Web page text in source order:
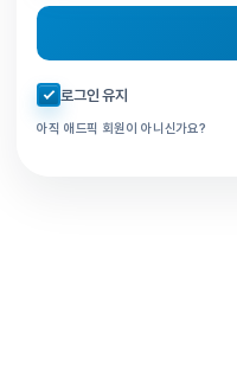
자동로그인 체크
로그인 유지
아직 애드픽 회원이 아니신가요?